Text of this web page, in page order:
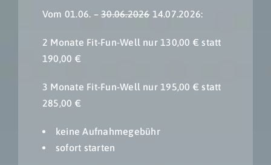
Vom 01.06. –30.06.202614.07.2026:
2 Monate Fit-Fun-Well nur 130,00 € statt
190,00 €
3 Monate Fit-Fun-Well nur 195,00 € statt
285,00 €
keine Aufnahmegebühr
sofort starten